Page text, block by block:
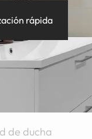
rápida
de ducha